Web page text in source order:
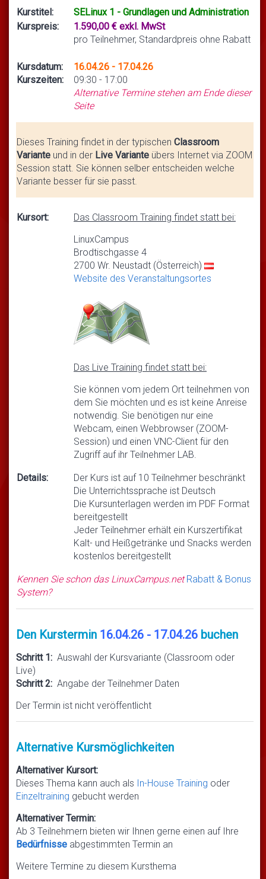
Kurstitel:
SELinux 1 - Grundlagen und Administration
Kurspreis:
1.590,00 € exkl. MwSt
pro Teilnehmer, Standardpreis ohne Rabatt
Kursdatum:
Kurszeiten:
16.04.26 - 17.04.26
09:30 - 17:00
Alternative Termine stehen am Ende dieser
Seite
Dieses Training findet in der typischen Classroom
Variante und in der Live Variante übers Internet via ZOOM
Session statt. Sie können selber entscheiden welche
Variante besser für sie passt.
Kursort:
Das Classroom Training findet statt bei:
LinuxCampus
Brodtischgasse 4
2700 Wr. Neustadt (Österreich)
Website des Veranstaltungsortes
Das Live Training findet statt bei:
Sie können vom jedem Ort teilnehmen von
dem Sie möchten und es ist keine Anreise
notwendig. Sie benötigen nur eine
Webcam, einen Webbrowser (ZOOM-
Session) und einen VNC-Client für den
Zugriff auf ihr Teilnehmer LAB.
Details:
Der Kurs ist auf 10 Teilnehmer beschränkt
Die Unterrichtssprache ist Deutsch
Die Kursunterlagen werden im PDF Format
bereitgestellt
Jeder Teilnehmer erhält ein Kurszertifikat
Kalt- und Heißgetränke und Snacks werden
kostenlos bereitgestellt
Kennen Sie schon das LinuxCampus.netRabatt & Bonus
System?
Den Kurstermin 16.04.26 - 17.04.26 buchen
Schritt 1: Auswahl der Kursvariante (Classroom oder
Live)
Schritt 2: Angabe der Teilnehmer Daten
Der Termin ist nicht veröffentlicht
Alternative Kursmöglichkeiten
Alternativer Kursort:
Dieses Thema kann auch als In-House Training oder
Einzeltraining gebucht werden
Alternativer Termin:
Ab 3 Teilnehmern bieten wir Ihnen gerne einen auf Ihre
Bedürfnisse abgestimmten Termin an
Weitere Termine zu diesem Kursthema